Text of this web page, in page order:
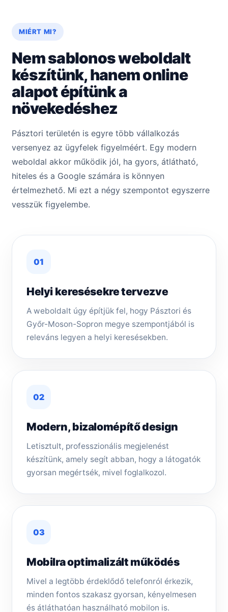
MIÉRT MI?
Nem sablonos weboldalt
készítünk, hanem online
alapot építünk a
növekedéshez
Pásztori területén is egyre több vállalkozás
versenyez az ügyfelek figyelméért. Egy modern
weboldal akkor működik jól, ha gyors, átlátható,
hiteles és a Google számára is könnyen
értelmezhető. Mi ezt a négy szempontot egyszerre
vesszük figyelembe.
01
Helyi keresésekre tervezve
A weboldalt úgy építjük fel, hogy Pásztori és
Győr-Moson-Sopron megye szempontjából is
releváns legyen a helyi keresésekben.
02
Modern, bizalomépítő design
Letisztult, professzionális megjelenést
készítünk, amely segít abban, hogy a látogatók
gyorsan megértsék, mivel foglalkozol.
03
Mobilra optimalizált működés
Mivel a legtöbb érdeklődő telefonról érkezik,
minden fontos szakasz gyorsan, kényelmesen
és átláthatóan használható mobilon is.